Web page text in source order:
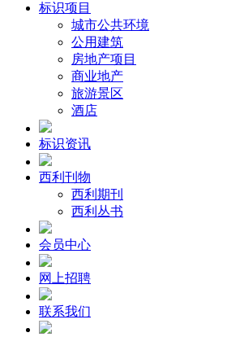
标识项目
城市公共环境
公用建筑
房地产项目
商业地产
旅游景区
酒店
标识资讯
西利刊物
西利期刊
西利丛书
会员中心
网上招聘
联系我们